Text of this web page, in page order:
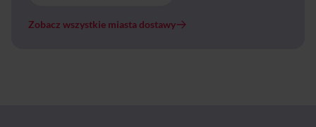
Zobacz wszystkie miasta dostawy